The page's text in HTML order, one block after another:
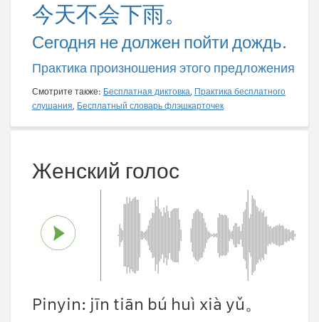
今天不会下雨。
Сегодня не должен пойти дождь.
Практика произношения этого предложения
Смотрите также: Бесплатная диктовка, Практика бесплатного
слушания, Бесплатный словарь флэшкарточек
Женский голос
Pinyin: jīn tiān bú huì xià yǔ。